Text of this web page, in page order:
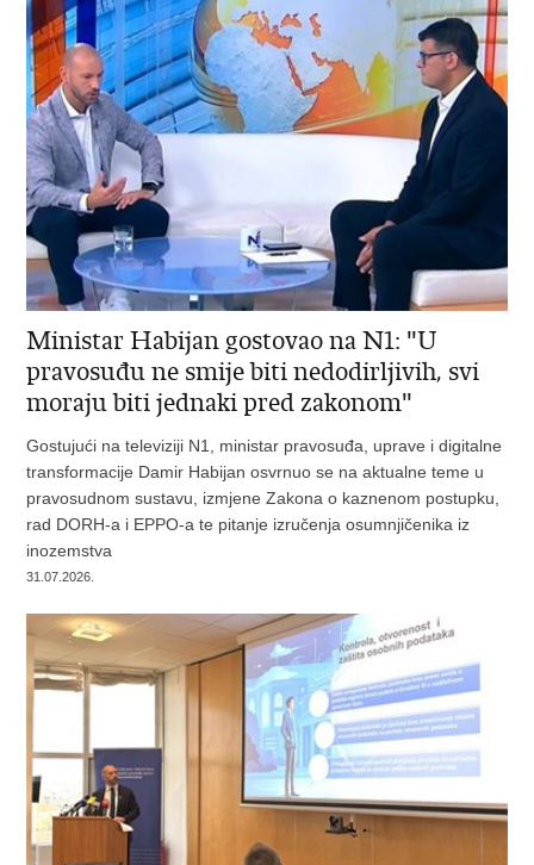
Ministar Habijan gostovao na N1: "U
pravosuđu ne smije biti nedodirljivih, svi
moraju biti jednaki pred zakonom"
Gostujući na televiziji N1, ministar pravosuđa, uprave i digitalne
transformacije Damir Habijan osvrnuo se na aktualne teme u
pravosudnom sustavu, izmjene Zakona o kaznenom postupku,
rad DORH-a i EPPO-a te pitanje izručenja osumnjičenika iz
inozemstva
31.07.2026.